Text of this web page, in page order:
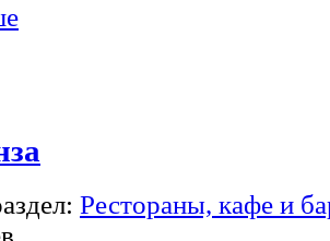
Рестораны, кафе и